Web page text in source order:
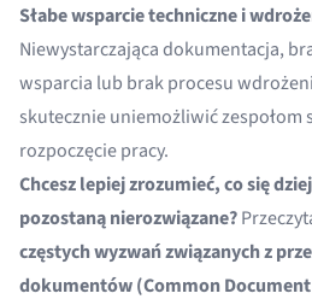
Słabe wsparcie techniczne i
Niewystarczająca dokumentacja,
wsparcia lub brak procesu
skutecznie uniemożliwić zespołom
rozpoczęcie pracy.
Chcesz lepiej zrozumieć, co się
pozostaną nierozwiązane?
częstych wyzwań związanych z
dokumentów (Common